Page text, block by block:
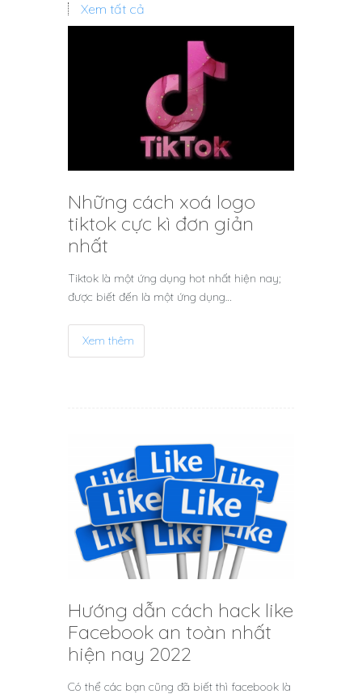
Xem tất cả
Những cách xoá logo
tiktok cực kì đơn giản
nhất
Tiktok là một ứng dụng hot nhất hiện nay;
được biết đến là một ứng dụng…
Xem thêm
Hướng dẫn cách hack like
Facebook an toàn nhất
hiện nay 2022
Có thể các bạn cũng đã biết thì facebook là